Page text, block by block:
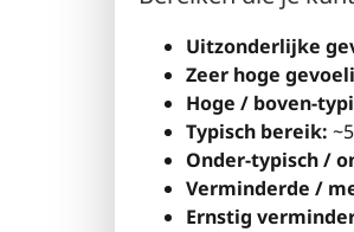
Uitzonderlijke
Zeer hoge
Hoge / boven-
Typisch bereik:
Onder-typisch /
Verminderde /
Ernstig